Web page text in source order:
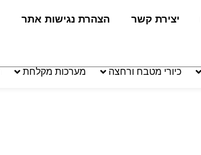
יצירת קשר הצהרת נגישות אתר
כיורי מטבח ורחצה מערכות מקלחת